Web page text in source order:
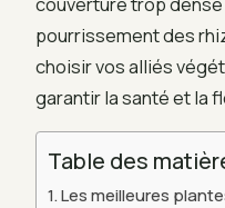
pourrissement des
choisir vos alliés
garantir la santé et la
Table des
Les meilleures